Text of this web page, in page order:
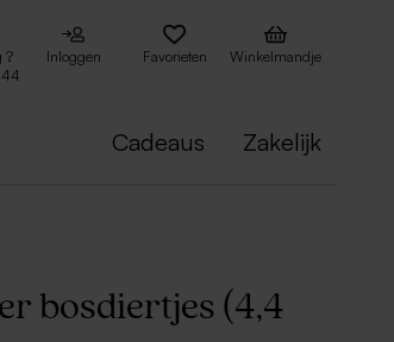
?
44
Inloggen Favorieten Winkelmandje
Cadeaus Zakelijk
bosdiertjes (4,4